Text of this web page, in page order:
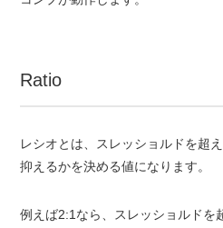
Ratio
レシオとは、スレッショルドを超
抑えるかを決める値になります。
例えば2:1なら、スレッショルドを